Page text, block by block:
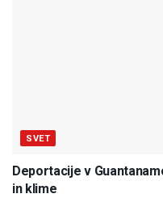
SVET
Deportacije v
in klime